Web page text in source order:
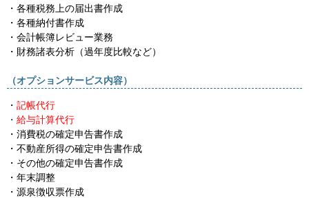
・各種税務上の届出書作成
・各種納付書作成
・会計帳簿レビュー業務
・ 財務諸表分析（過年度比較など）
（オプションサービス内容）
・ 記帳代行
・ 給与計算代行
・消費税の確定申告書作成
・不動産所得の確定申告書作成
・その他の確定申告書作成
・年末調整
・源泉徴収票作成